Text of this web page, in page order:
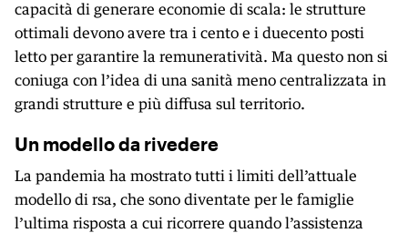
capacità di generare economie di scala: le strutture
ottimali devono avere tra i cento e i duecento posti
letto per garantire la remuneratività. Ma questo non si
coniuga con l’idea di una sanità meno centralizzata in
grandi strutture e più diffusa sul territorio.
Un modello da rivedere
La pandemia ha mostrato tutti i limiti dell’attuale
modello di rsa, che sono diventate per le famiglie
l’ultima risposta a cui ricorrere quando l’assistenza